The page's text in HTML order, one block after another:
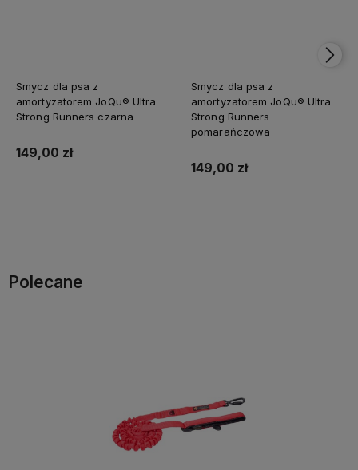
Smycz dla psa z
amortyzatorem JoQu® Ultra
Strong Runners czarna
149,00 zł
Smycz dla psa z
amortyzatorem JoQu® Ultra
Strong Runners
pomarańczowa
149,00 zł
Polecane